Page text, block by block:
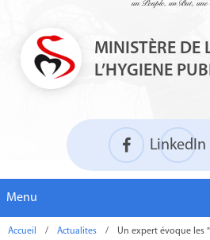
MINISTÈRE DE
L’HYGIENE
LinkedIn
Menu
Accueil / Actualites /
Un expert évoque les